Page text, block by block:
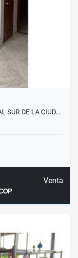
SUR DE LA CIUD…
Venta